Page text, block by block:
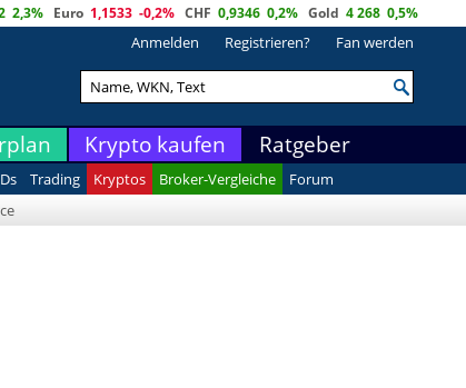
2,3% Euro 1,1533 -0,2% CHF 0,9346 0,2% Gold 4 268 0,5%
Anmelden Registrieren? Fan werden
Krypto kaufen Ratgeber
Trading Kryptos Broker-Vergleiche
Forum